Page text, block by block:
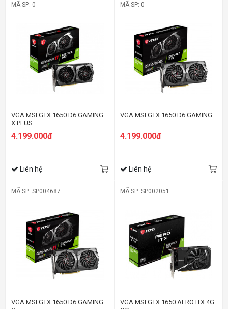
MÃ SP: 0
VGA MSI GTX 1650 D6 GAMING
X PLUS
4.199.000đ
Liên hệ
MÃ SP: 0
VGA MSI GTX 1650 D6 GAMING
4.199.000đ
Liên hệ
MÃ SP: SP004687
VGA MSI GTX 1650 D6 GAMING
MÃ SP: SP002051
VGA MSI GTX 1650 AERO ITX 4G